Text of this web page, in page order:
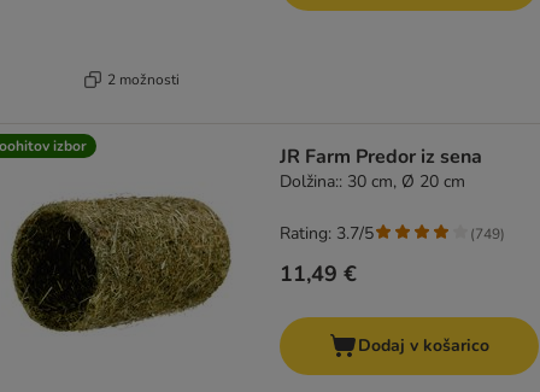
2 možnosti
izbor JR Farm Predor iz sena
Dolžina:: 30 cm, Ø 20 cm
11,49 €
Rating: 3.7/5 (749)
Dodaj v košarico